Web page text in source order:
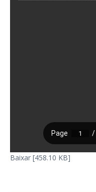
Baixar [458.10 KB]